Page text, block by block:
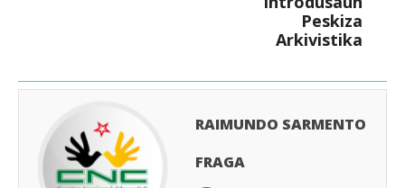
Peskiza
Arkivistika
RAIMUNDO SARMENTO
FRAGA